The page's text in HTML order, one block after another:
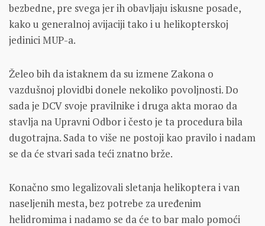
bezbedne, pre svega jer ih obavljaju iskusne posade,
kako u generalnoj avijaciji tako i u helikopterskoj
jedinici MUP-a.
Želeo bih da istaknem da su izmene Zakona o
vazdušnoj plovidbi donele nekoliko povoljnosti. Do
sada je DCV svoje pravilnike i druga akta morao da
stavlja na Upravni Odbor i često je ta procedura bila
dugotrajna. Sada to više ne postoji kao pravilo i nadam
se da će stvari sada teći znatno brže.
Konačno smo legalizovali sletanja helikoptera i van
naseljenih mesta, bez potrebe za uređenim
helidromima i nadamo se da će to bar malo pomoći